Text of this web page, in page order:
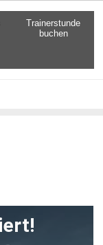
Trainerstunde
buchen